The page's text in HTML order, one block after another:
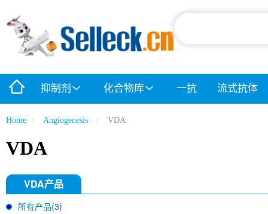
抑制剂 化合物库 一抗 流式抗体
Home Angiogenesis VDA
VDA
VDA产品
所有产品(3)